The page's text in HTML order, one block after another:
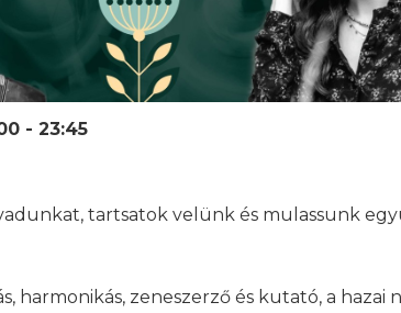
- 23:45
tartsatok velünk és mulassunk
harmonikás, zeneszerző és kutató, a hazai